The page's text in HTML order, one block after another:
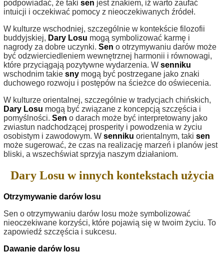
podpowiadać, że taki sen jest znakiem, iż warto zaufać
intuicji i oczekiwać pomocy z nieoczekiwanych źródeł.
W kulturze wschodniej, szczególnie w kontekście filozofii
buddyjskiej, Dary Losu mogą symbolizować karmę i
nagrody za dobre uczynki. Sen o otrzymywaniu darów może
być odzwierciedleniem wewnętrznej harmonii i równowagi,
które przyciągają pozytywne wydarzenia. W senniku
wschodnim takie sny mogą być postrzegane jako znaki
duchowego rozwoju i postępów na ścieżce do oświecenia.
W kulturze orientalnej, szczególnie w tradycjach chińskich,
Dary Losu mogą być związane z koncepcją szczęścia i
pomyślności. Sen o darach może być interpretowany jako
zwiastun nadchodzącej prosperity i powodzenia w życiu
osobistym i zawodowym. W senniku orientalnym, taki sen
może sugerować, że czas na realizację marzeń i planów jest
bliski, a wszechświat sprzyja naszym działaniom.
Dary Losu w innych kontekstach użycia
Otrzymywanie darów losu
Sen o otrzymywaniu darów losu może symbolizować
nieoczekiwane korzyści, które pojawią się w twoim życiu. To
zapowiedź szczęścia i sukcesu.
Dawanie darów losu